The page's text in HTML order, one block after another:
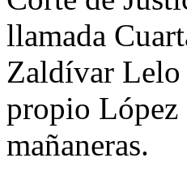
llamada
Zaldívar Lelo
propio López
mañaneras.